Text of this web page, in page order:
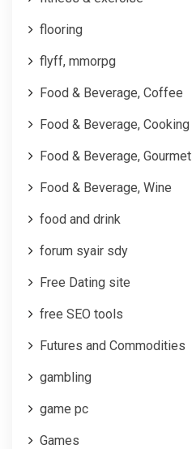
flooring
flyff, mmorpg
Food & Beverage, Coffee
Food & Beverage, Cooking
Food & Beverage, Gourmet
Food & Beverage, Wine
food and drink
forum syair sdy
Free Dating site
free SEO tools
Futures and Commodities
gambling
game pc
Games